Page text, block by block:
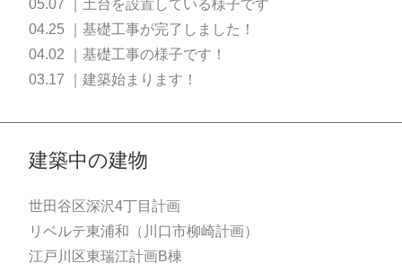
05.07 ｜土台を設置している様子です
04.25 ｜基礎工事が完了しました！
04.02 ｜基礎工事の様子です！
03.17 ｜建築始まります！
建築中の建物
世田谷区深沢4丁目計画
リベルテ東浦和（川口市柳崎計画）
江戸川区東瑞江計画B棟